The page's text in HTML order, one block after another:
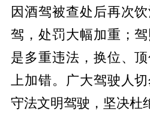
因酒驾被查处后再次
驾，处罚大幅加重；
是多重违法，换位、
上加错。广大驾驶人
守法文明驾驶，坚决杜